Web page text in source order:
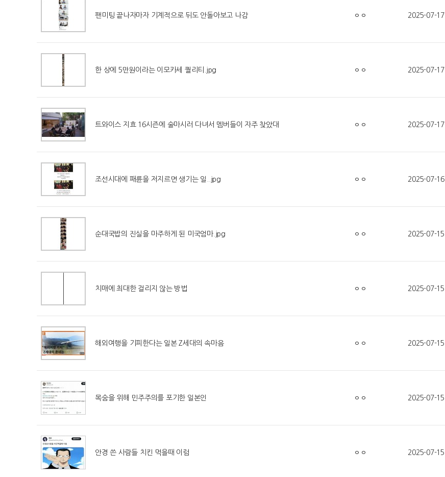
팬미팅 끝나자마자 기계적으로 뒤도 안돌아보고 나감 ㅇㅇ 2025-07-17
한 상에 5만원이라는 이모카세 퀄리티.jpg ㅇㅇ 2025-07-17
트와이스 지효 16시즌에 술마시러 다녀서 멤버들이 자주 찾았대 ㅇㅇ 2025-07-17
조선시대에 패륜을 저지르면 생기는 일..jpg ㅇㅇ 2025-07-16
순대국밥의 진실을 마주하게 된 미국엄마.jpg ㅇㅇ 2025-07-15
치매에 최대한 걸리지 않는 방법 ㅇㅇ 2025-07-15
해외여행을 기피한다는 일본 Z세대의 속마음 ㅇㅇ 2025-07-15
목숨을 위해 민주주의를 포기한 일본인 ㅇㅇ 2025-07-15
안경 쓴 사람들 치킨 먹을때 이럼 ㅇㅇ 2025-07-15
카' 이색 사회공헌
환 자신